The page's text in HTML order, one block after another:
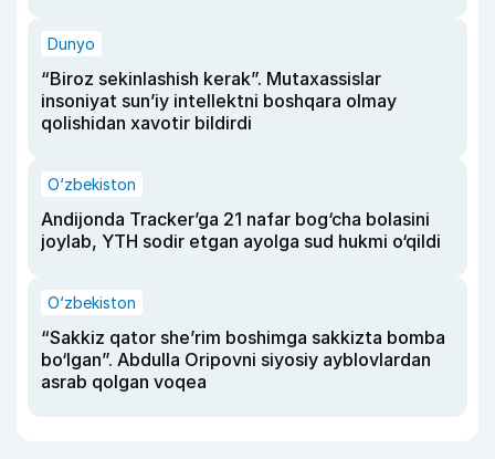
Dunyo
“Biroz sekinlashish kerak”. Mutaxassislar
insoniyat sun’iy intellektni boshqara olmay
qolishidan xavotir bildirdi
O‘zbekiston
Andijonda Tracker’ga 21 nafar bog‘cha bolasini
joylab, YTH sodir etgan ayolga sud hukmi o‘qildi
O‘zbekiston
“Sakkiz qator she’rim boshimga sakkizta bomba
bo‘lgan”. Abdulla Oripovni siyosiy ayblovlardan
asrab qolgan voqea